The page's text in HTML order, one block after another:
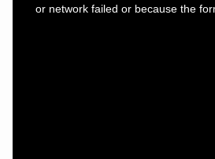
or network failed or because the